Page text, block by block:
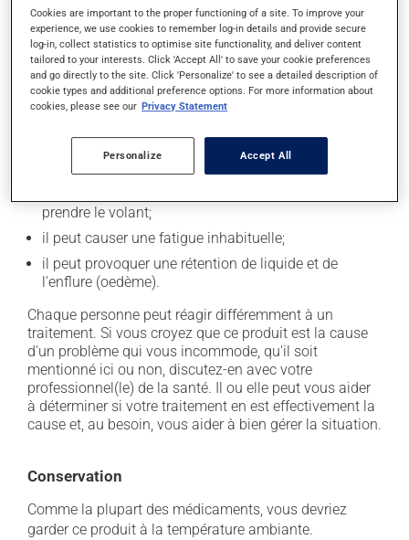
Effets indésirables
En plus de ses effets recherchés, ce produit peut à
l'occasion entraîner certains effets indésirables (effets
secondaires), notamment :
il peut rendre la bouche sèche;
il peut causer des étourdissements ou vous endormir
prendre le volant;
il peut causer une fatigue inhabituelle;
il peut provoquer une rétention de liquide et de
l'enflure (oedème).
Chaque personne peut réagir différemment à un
traitement. Si vous croyez que ce produit est la cause
d'un problème qui vous incommode, qu'il soit
mentionné ici ou non, discutez-en avec votre
professionnel(le) de la santé. Il ou elle peut vous aider
à déterminer si votre traitement en est effectivement la
cause et, au besoin, vous aider à bien gérer la situation.
Conservation
Comme la plupart des médicaments, vous devriez
garder ce produit à la température ambiante.
Cookies are important to the proper functioning of a site. To improve your
experience, we use cookies to remember log-in details and provide secure
log-in, collect statistics to optimise site functionality, and deliver content
tailored to your interests. Click 'Accept All' to save your cookie preferences
and go directly to the site. Click 'Personalize' to see a detailed description of
cookie types and additional preference options. For more information about
cookies, please see our Privacy Statement
Personalize Accept All